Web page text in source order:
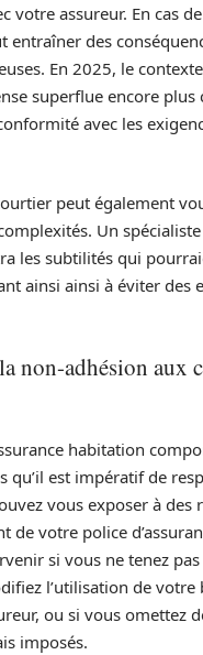
votre assureur. En cas
entraîner des
En 2025, le
superflue encore plus
avec les
peut également
Un
les subtilités qui
ainsi ainsi à éviter des
non-adhésion aux
habitation
qu’il est impératif de
vous exposer à des
de votre police
si vous ne tenez
l’utilisation de votre
ou si vous omettez
imposés.